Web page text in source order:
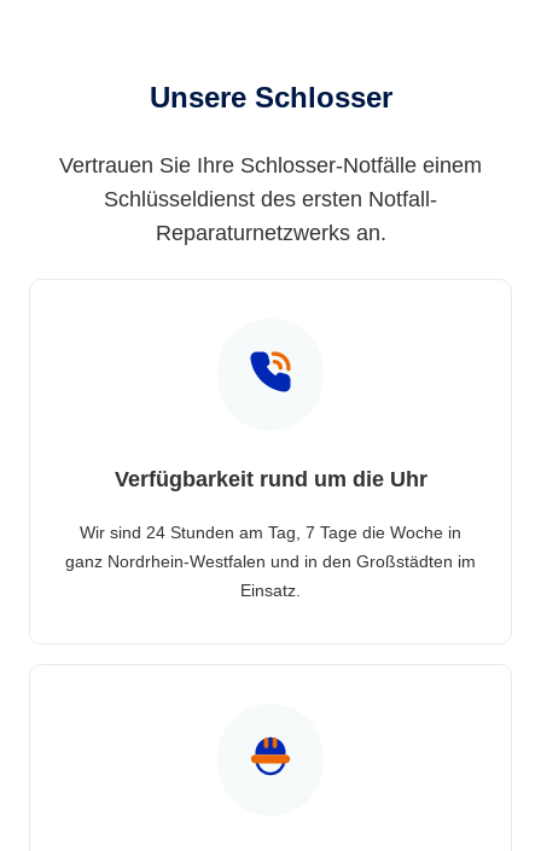
Unsere Schlosser
Vertrauen Sie Ihre Schlosser-Notfälle einem
Schlüsseldienst des ersten Notfall-
Reparaturnetzwerks an.
Verfügbarkeit rund um die Uhr
Wir sind 24 Stunden am Tag, 7 Tage die Woche in
ganz Nordrhein-Westfalen und in den Großstädten im
Einsatz.